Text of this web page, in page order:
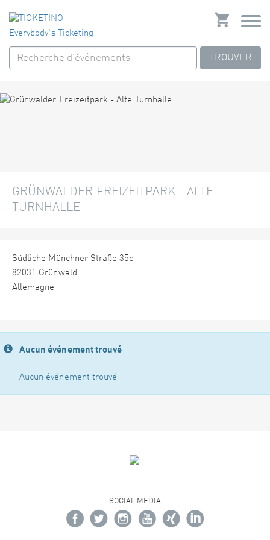
TROUVER
GRÜNWALDER FREIZEITPARK - ALTE
TURNHALLE
Südliche Münchner Straße 35c
82031 Grünwald
Allemagne
Aucun événement trouvé
Aucun événement trouvé
SOCIAL MEDIA